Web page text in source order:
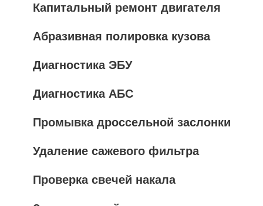
Капитальный ремонт двигателя
Абразивная полировка кузова
Диагностика ЭБУ
Диагностика АБС
Промывка дроссельной заслонки
Удаление сажевого фильтра
Проверка свечей накала